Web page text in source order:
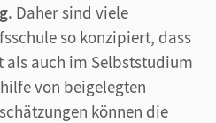
. Daher sind viele
so konzipiert, dass
auch im Selbststudium
von beigelegten
können die